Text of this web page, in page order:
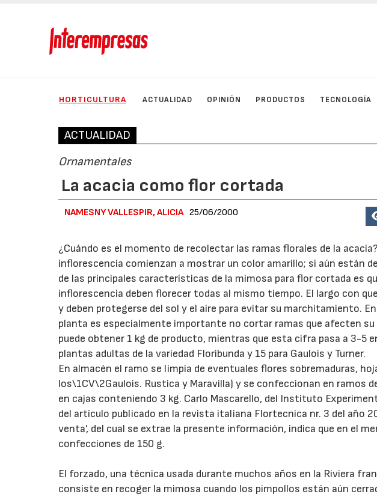
HORTICULTURA ACTUALIDAD OPINIÓN PRODUCTOS TECNOLOGÍA
ACTUALIDAD
Ornamentales
La acacia como flor cortada
NAMESNY VALLESPIR, ALICIA 25/06/2000
¿Cuándo es el momento de recolectar las ramas florales de la
inflorescencia comienzan a mostrar un color amarillo; si aún están
de las principales características de la mimosa para flor cortada es
inflorescencia deben florecer todas al mismo tiempo. El largo con
y deben protegerse del sol y el aire para evitar su marchitamiento.
planta es especialmente importante no cortar ramas que afecten
puede obtener 1 kg de producto, mientras que esta cifra pasa a 3-5
plantas adultas de la variedad Floribunda y 15 para Gaulois y Turner.
En almacén el ramo se limpia de eventuales flores sobremaduras,
los\1CV\2Gaulois. Rustica y Maravilla) y se confeccionan en ramos
en cajas conteniendo 3 kg. Carlo Mascarello, del Instituto
del artículo publicado en la revista italiana Flortecnica nr. 3 del año
venta', del cual se extrae la presente información, indica que en el
confecciones de 150 g.
El forzado, una técnica usada durante muchos años en la Riviera
consiste en recoger la mimosa cuando los pimpollos están aún